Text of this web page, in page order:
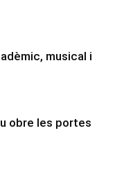
musical i
obre les portes